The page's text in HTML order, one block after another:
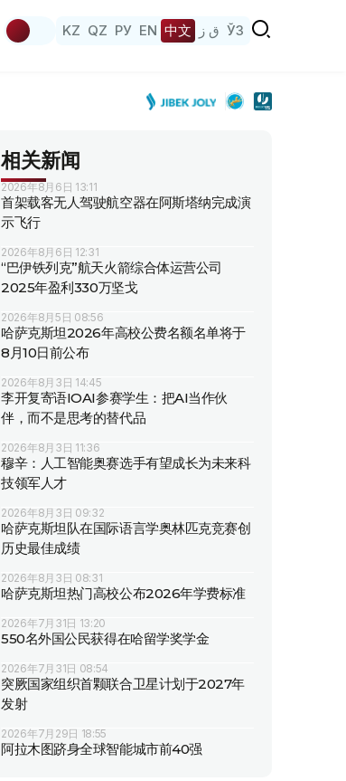
KZ QZ РУ EN 中文 ق ز ЎЗ
相关新闻
2026年8月6日 13:11
首架载客无人驾驶航空器在阿斯塔纳完成演
示飞行
2026年8月6日 12:31
“巴伊铁列克”航天火箭综合体运营公司
2025年盈利330万坚戈
2026年8月5日 08:56
哈萨克斯坦2026年高校公费名额名单将于
8月10日前公布
2026年8月3日 14:45
李开复寄语IOAI参赛学生：把AI当作伙
伴，而不是思考的替代品
2026年8月3日 11:36
穆辛：人工智能奥赛选手有望成长为未来科
技领军人才
2026年8月3日 09:32
哈萨克斯坦队在国际语言学奥林匹克竞赛创
历史最佳成绩
2026年8月3日 08:31
哈萨克斯坦热门高校公布2026年学费标准
2026年7月31日 13:20
550名外国公民获得在哈留学奖学金
2026年7月31日 08:54
突厥国家组织首颗联合卫星计划于2027年
发射
2026年7月29日 18:55
阿拉木图跻身全球智能城市前40强